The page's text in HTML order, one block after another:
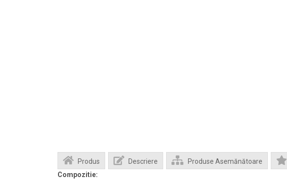
Produs Descriere Produse Asemănătoare
Compozitie: